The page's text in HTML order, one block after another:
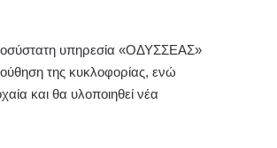
υπηρεσία «ΟΔΥΣΣΕΑΣ»
της κυκλοφορίας, ενώ
και θα υλοποιηθεί νέα